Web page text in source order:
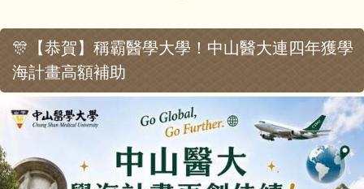
🎊【恭賀】稱霸醫學大學！中山醫大連四年獲學
海計畫高額補助